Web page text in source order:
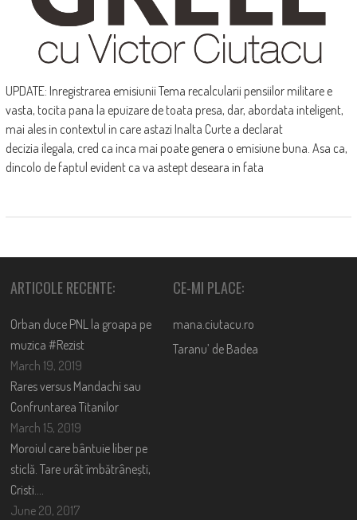
UPDATE: Inregistrarea emisiunii Tema recalcularii pensiilor militare e
vasta, tocita pana la epuizare de toata presa, dar, abordata inteligent,
mai ales in contextul in care astazi Inalta Curte a declarat
decizia ilegala, cred ca inca mai poate genera o emisiune buna. Asa ca,
dincolo de faptul evident ca va astept deseara in fata
ARTICOLE RECENTE:
Orban duce PNL la groapa pe
muzica #Rezist
March 19, 2019
Rares versus Mandachi sau
Confruntarea Titanilor
March 15, 2019
Moroiul care bântuie liber pe
sticlă. Tare urât îmbătrânești,
Cristi….
June 20, 2017
CE-MI PLACE:
mana.ciutacu.ro
Taranu’ de Badea